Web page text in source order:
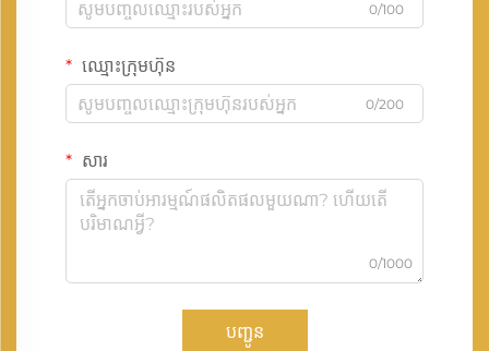
0/100
ឈ្មោះក្រុមហ៊ុន
0/200
សារ
0/1000
បញ្ជូន